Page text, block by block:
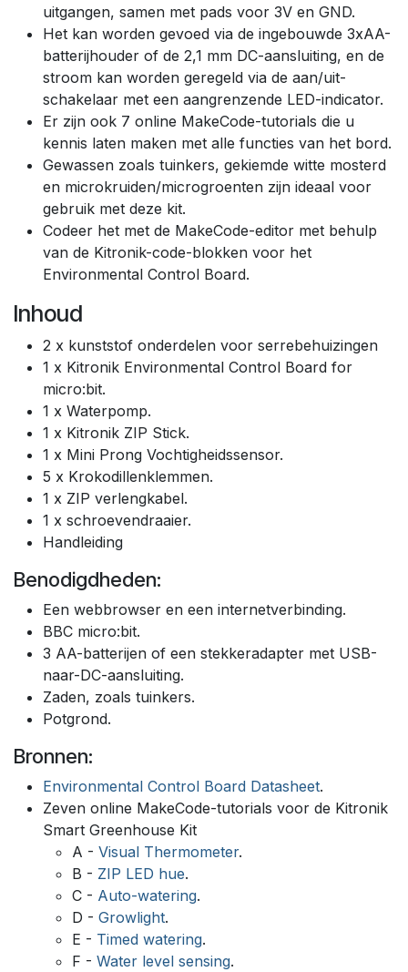
uitgangen, samen met pads voor 3V en GND.
Het kan worden gevoed via de ingebouwde 3xAA-
batterijhouder of de 2,1 mm DC-aansluiting, en de
stroom kan worden geregeld via de aan/uit-
schakelaar met een aangrenzende LED-indicator.
Er zijn ook 7 online MakeCode-tutorials die u
kennis laten maken met alle functies van het bord.
Gewassen zoals tuinkers, gekiemde witte mosterd
en microkruiden/microgroenten zijn ideaal voor
gebruik met deze kit.
Codeer het met de MakeCode-editor met behulp
van de Kitronik-code-blokken voor het
Environmental Control Board.
Inhoud
2 x kunststof onderdelen voor serrebehuizingen
1 x Kitronik Environmental Control Board for
micro:bit.
1 x Waterpomp.
1 x Kitronik ZIP Stick.
1 x Mini Prong Vochtigheidssensor.
5 x Krokodillenklemmen.
1 x ZIP verlengkabel.
1 x schroevendraaier.
Handleiding
Benodigdheden:
Een webbrowser en een internetverbinding.
BBC micro:bit.
3 AA-batterijen of een stekkeradapter met USB-
naar-DC-aansluiting.
Zaden, zoals tuinkers.
Potgrond.
Bronnen:
Environmental Control Board Datasheet.
Zeven online MakeCode-tutorials voor de Kitronik
Smart Greenhouse Kit
A - Visual Thermometer.
B - ZIP LED hue.
C - Auto-watering.
D - Growlight.
E - Timed watering.
F - Water level sensing.